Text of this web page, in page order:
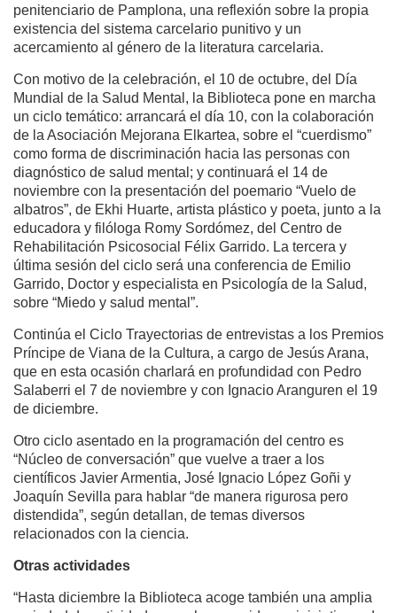
penitenciario de Pamplona, una reflexión sobre la propia
existencia del sistema carcelario punitivo y un
acercamiento al género de la literatura carcelaria.
Con motivo de la celebración, el 10 de octubre, del Día
Mundial de la Salud Mental, la Biblioteca pone en marcha
un ciclo temático: arrancará el día 10, con la colaboración
de la Asociación Mejorana Elkartea, sobre el “cuerdismo”
como forma de discriminación hacia las personas con
diagnóstico de salud mental; y continuará el 14 de
noviembre con la presentación del poemario “Vuelo de
albatros”, de Ekhi Huarte, artista plástico y poeta, junto a la
educadora y filóloga Romy Sordómez, del Centro de
Rehabilitación Psicosocial Félix Garrido. La tercera y
última sesión del ciclo será una conferencia de Emilio
Garrido, Doctor y especialista en Psicología de la Salud,
sobre “Miedo y salud mental”.
Continúa el Ciclo Trayectorias de entrevistas a los Premios
Príncipe de Viana de la Cultura, a cargo de Jesús Arana,
que en esta ocasión charlará en profundidad con Pedro
Salaberri el 7 de noviembre y con Ignacio Aranguren el 19
de diciembre.
Otro ciclo asentado en la programación del centro es
“Núcleo de conversación” que vuelve a traer a los
científicos Javier Armentia, José Ignacio López Goñi y
Joaquín Sevilla para hablar “de manera rigurosa pero
distendida”, según detallan, de temas diversos
relacionados con la ciencia.
Otras actividades
“Hasta diciembre la Biblioteca acoge también una amplia